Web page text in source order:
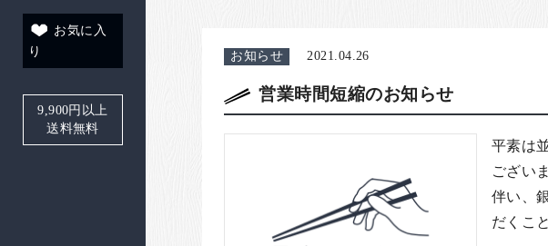
お気に入
り
9,900円以上
送料無料
お知らせ 2021.04.26
営業時間短縮のお知らせ
平素は
ござい
伴い、
だくこ